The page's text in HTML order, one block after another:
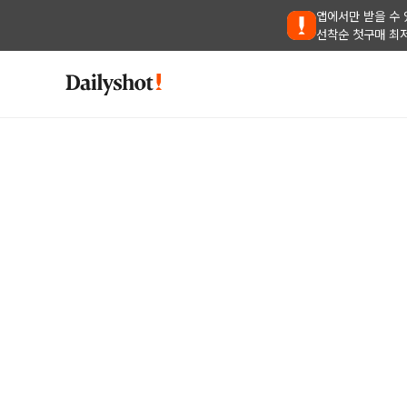
앱에서만 받을 수
선착순 첫구매 최